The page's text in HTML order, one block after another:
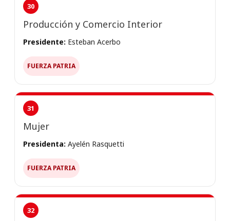
30
Producción y Comercio Interior
Presidente: Esteban Acerbo
FUERZA PATRIA
31
Mujer
Presidenta: Ayelén Rasquetti
FUERZA PATRIA
32